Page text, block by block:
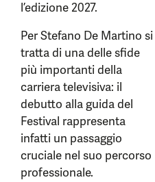
l’edizione 2027.
Per Stefano De Martino si
tratta di una delle sfide
più importanti della
carriera televisiva: il
debutto alla guida del
Festival rappresenta
infatti un passaggio
cruciale nel suo percorso
professionale.